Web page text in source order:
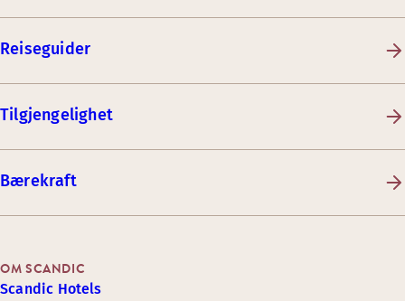
Reiseguider
Tilgjengelighet
Bærekraft
OM SCANDIC
Scandic Hotels